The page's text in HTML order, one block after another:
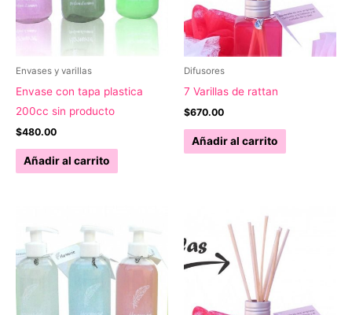
Envases y varillas
Envase con tapa plastica
200cc sin producto
$480.00
Añadir al carrito
Difusores
7 Varillas de rattan
$670.00
Añadir al carrito